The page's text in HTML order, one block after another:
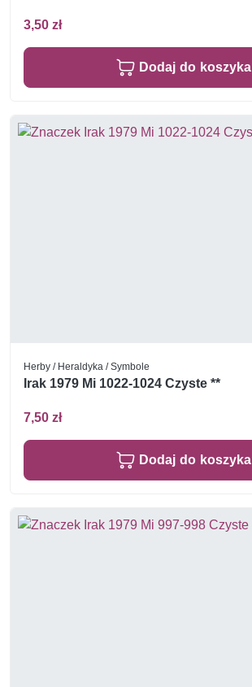
3,50 zł
Dodaj do koszyka
Herby / Heraldyka / Symbole
Irak 1979 Mi 1022-1024 Czyste **
7,50 zł
Dodaj do koszyka